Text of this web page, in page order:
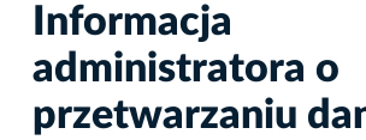
Informacja
administratora o
przetwarzaniu